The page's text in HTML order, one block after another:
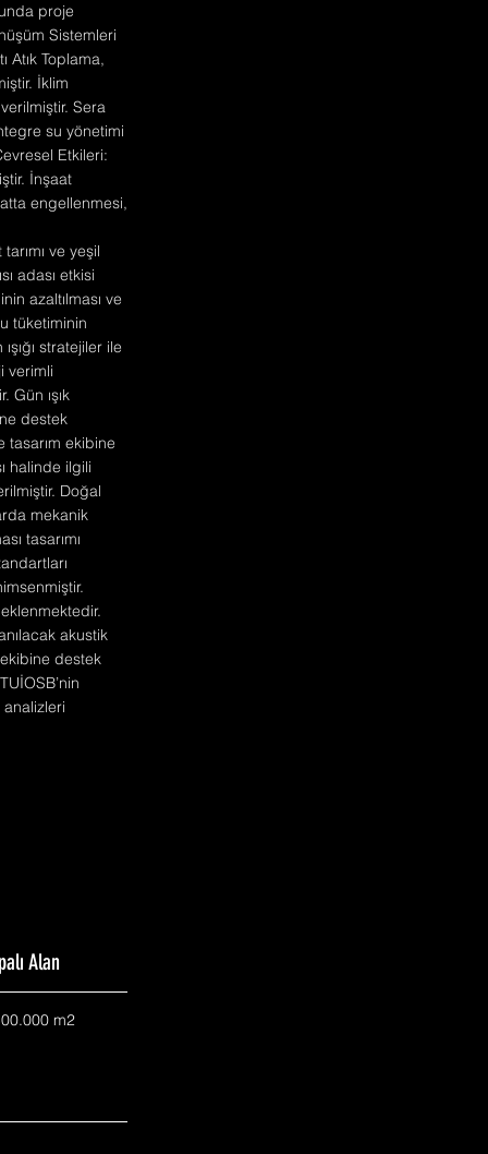
proje
Sistemleri
Atık Toplama,
İklim
Sera
su yönetimi
Etkileri:
İnşaat
engellenmesi,
ve yeşil
adası etkisi
azaltılması ve
tüketiminin
stratejiler ile
verimli
Gün ışık
destek
tasarım ekibine
halinde ilgili
Doğal
mekanik
tasarımı
akustik
destek
Alan
m2